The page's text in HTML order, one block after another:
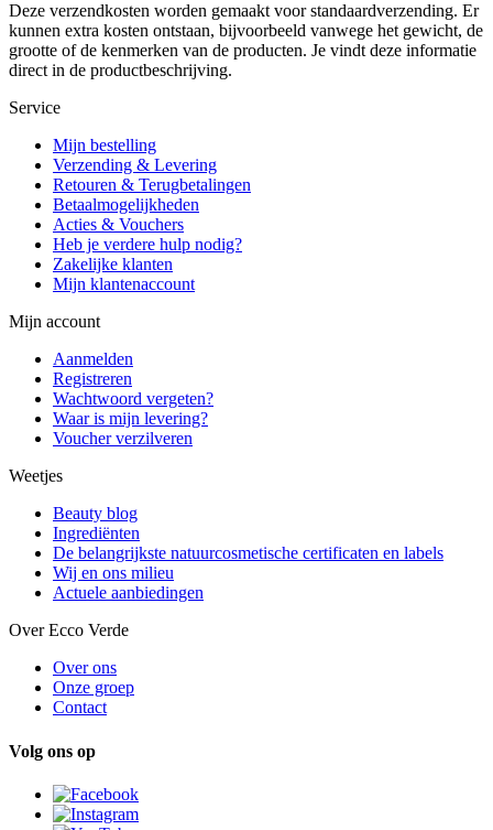
Deze verzendkosten worden gemaakt voor standaardverzending. Er
kunnen extra kosten ontstaan, bijvoorbeeld vanwege het gewicht, de
grootte of de kenmerken van de producten. Je vindt deze informatie
direct in de productbeschrijving.
Service
Mijn bestelling
Verzending & Levering
Retouren & Terugbetalingen
Betaalmogelijkheden
Acties & Vouchers
Heb je verdere hulp nodig?
Zakelijke klanten
Mijn klantenaccount
Mijn account
Aanmelden
Registreren
Wachtwoord vergeten?
Waar is mijn levering?
Voucher verzilveren
Weetjes
Beauty blog
Ingrediënten
De belangrijkste natuurcosmetische certificaten en labels
Wij en ons milieu
Actuele aanbiedingen
Over Ecco Verde
Over ons
Onze groep
Contact
Volg ons op